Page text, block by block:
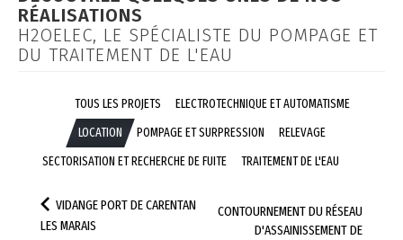
RÉALISATIONS
H2OELEC, LE SPÉCIALISTE DU POMPAGE ET
DU TRAITEMENT DE L'EAU
TOUS LES PROJETS
ELECTROTECHNIQUE ET AUTOMATISME
LOCATION
POMPAGE ET SURPRESSION
RELEVAGE
SECTORISATION ET RECHERCHE DE FUITE
TRAITEMENT DE L'EAU
VIDANGE PORT DE CARENTAN
LES MARAIS
CONTOURNEMENT DU RÉSEAU
D'ASSAINISSEMENT DE